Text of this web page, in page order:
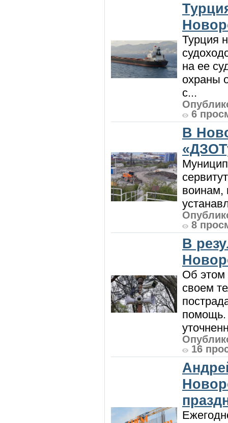
Турция
на ее
охраны
с...
6
В
воинам,
8
В
Об этом
своем
помощь.
16